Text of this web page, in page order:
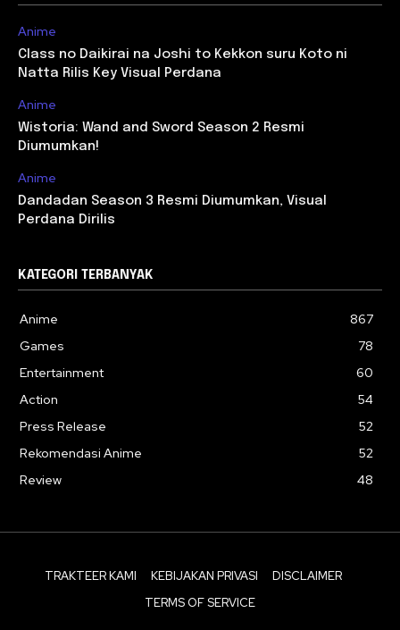
Anime
Class no Daikirai na Joshi to Kekkon suru Koto ni
Natta Rilis Key Visual Perdana
Anime
Wistoria: Wand and Sword Season 2 Resmi
Diumumkan!
Anime
Dandadan Season 3 Resmi Diumumkan, Visual
Perdana Dirilis
KATEGORI TERBANYAK
Anime
867
Games
78
Entertainment
60
Action
54
Press Release
52
Rekomendasi Anime
52
Review
48
TRAKTEER KAMI KEBIJAKAN PRIVASI
DISCLAIMER
TERMS OF SERVICE